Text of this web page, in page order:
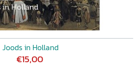
Joods in Holland
€15,00